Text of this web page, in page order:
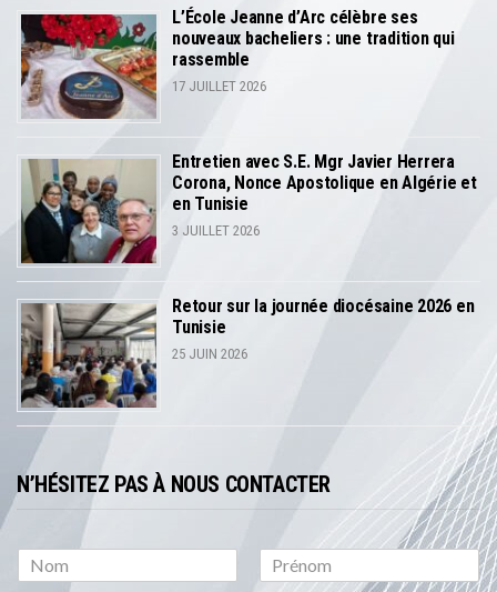
L’École Jeanne d’Arc célèbre ses
nouveaux bacheliers : une tradition qui
rassemble
17 JUILLET 2026
Entretien avec S.E. Mgr Javier Herrera
Corona, Nonce Apostolique en Algérie et
en Tunisie
3 JUILLET 2026
Retour sur la journée diocésaine 2026 en
Tunisie
25 JUIN 2026
N’HÉSITEZ PAS À NOUS CONTACTER